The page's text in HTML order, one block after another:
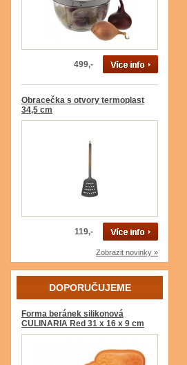
499,-
Obracečka s otvory termoplast
34,5 cm
119,-
Zobrazit novinky »
DOPORUČUJEME
Forma beránek silikonová
CULINARIA Red 31 x 16 x 9 cm